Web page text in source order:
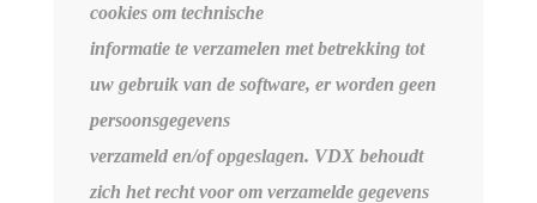
cookies om technische
informatie te verzamelen met betrekking tot
uw gebruik van de software, er worden geen
persoonsgegevens
verzameld en/of opgeslagen. VDX behoudt
zich het recht voor om verzamelde gegevens